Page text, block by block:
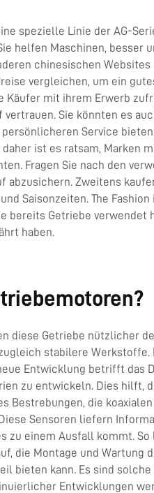
spezielle Linie der AG-
helfen Maschinen, besser
chinesischen Websites
vergleichen, um ein
mit ihrem Erwerb
Sie könnten es
Service
ist es ratsam, Marken
Fragen Sie nach den
abzusichern. Zweitens
Saisonzeiten. The
Getriebe verwendet
haben.
diese Getriebe nützlicher
stabilere Werkstoffe.
Entwicklung betrifft das
zu entwickeln. Dies hilft,
Bestrebungen, die
Sensoren liefern
zu einem Ausfall kommt.
die Montage und Wartung
bieten kann. Es sind solche
Entwicklungen